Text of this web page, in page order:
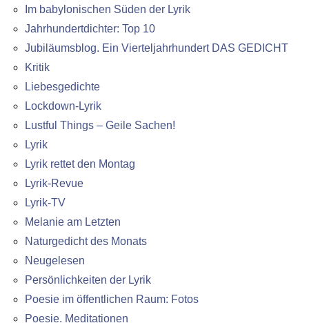
Im babylonischen Süden der Lyrik
Jahrhundertdichter: Top 10
Jubiläumsblog. Ein Vierteljahrhundert DAS GEDICHT
Kritik
Liebesgedichte
Lockdown-Lyrik
Lustful Things – Geile Sachen!
Lyrik
Lyrik rettet den Montag
Lyrik-Revue
Lyrik-TV
Melanie am Letzten
Naturgedicht des Monats
Neugelesen
Persönlichkeiten der Lyrik
Poesie im öffentlichen Raum: Fotos
Poesie. Meditationen